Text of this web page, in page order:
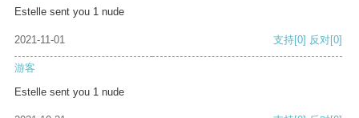
Estelle sent you 1 nude
2021-11-01 支持[0] 反对[0]
游客
Estelle sent you 1 nude